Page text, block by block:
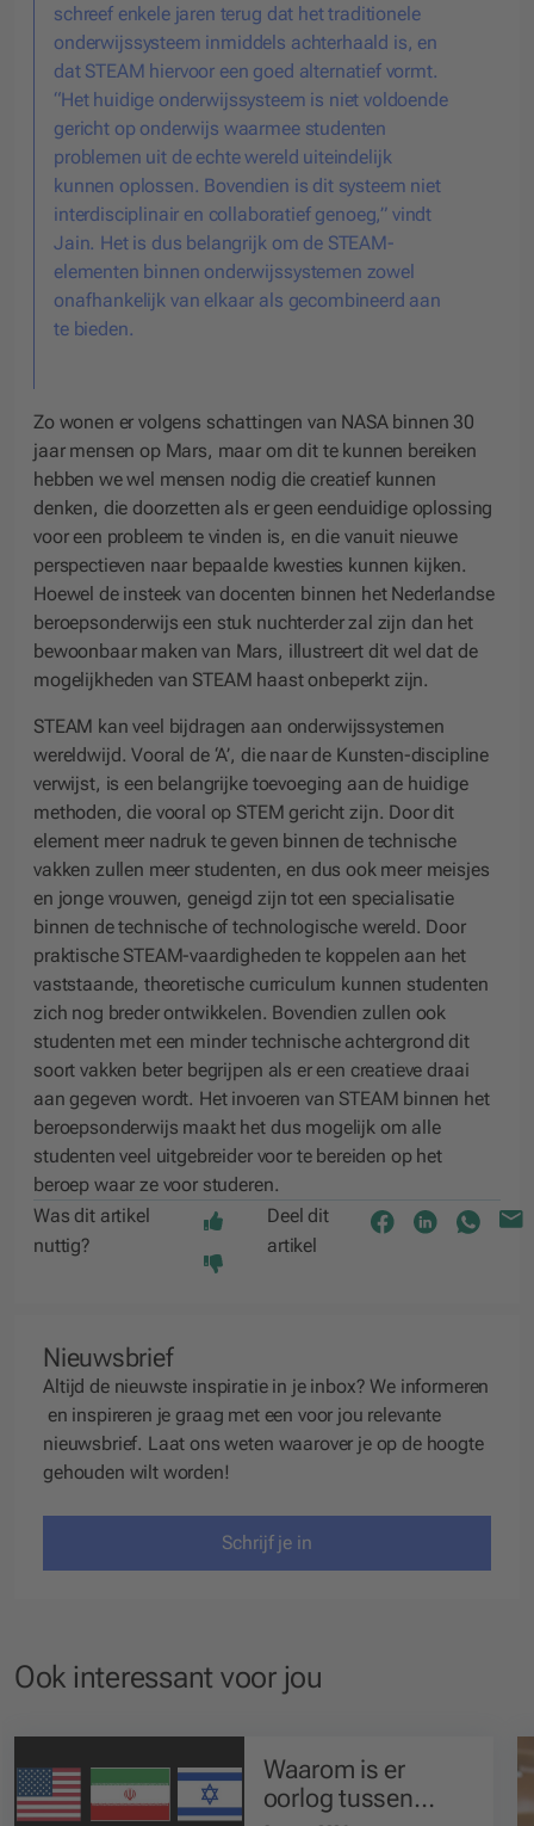
schreef enkele jaren terug dat het traditionele
onderwijssysteem inmiddels achterhaald is, en
dat STEAM hiervoor een goed alternatief vormt.
“Het huidige onderwijssysteem is niet voldoende
gericht op onderwijs waarmee studenten
problemen uit de echte wereld uiteindelijk
kunnen oplossen. Bovendien is dit systeem niet
interdisciplinair en collaboratief genoeg,” vindt
Jain. Het is dus belangrijk om de STEAM-
elementen binnen onderwijssystemen zowel
onafhankelijk van elkaar als gecombineerd aan
te bieden.
Zo wonen er volgens schattingen van NASA binnen 30
jaar mensen op Mars, maar om dit te kunnen bereiken
hebben we wel mensen nodig die creatief kunnen
denken, die doorzetten als er geen eenduidige oplossing
voor een probleem te vinden is, en die vanuit nieuwe
perspectieven naar bepaalde kwesties kunnen kijken.
Hoewel de insteek van docenten binnen het Nederlandse
beroepsonderwijs een stuk nuchterder zal zijn dan het
bewoonbaar maken van Mars, illustreert dit wel dat de
mogelijkheden van STEAM haast onbeperkt zijn.
STEAM kan veel bijdragen aan onderwijssystemen
wereldwijd. Vooral de ‘A’, die naar de Kunsten-discipline
verwijst, is een belangrijke toevoeging aan de huidige
methoden, die vooral op STEM gericht zijn. Door dit
element meer nadruk te geven binnen de technische
vakken zullen meer studenten, en dus ook meer meisjes
en jonge vrouwen, geneigd zijn tot een specialisatie
binnen de technische of technologische wereld. Door
praktische STEAM-vaardigheden te koppelen aan het
vaststaande, theoretische curriculum kunnen studenten
zich nog breder ontwikkelen. Bovendien zullen ook
studenten met een minder technische achtergrond dit
soort vakken beter begrijpen als er een creatieve draai
aan gegeven wordt. Het invoeren van STEAM binnen het
beroepsonderwijs maakt het dus mogelijk om alle
studenten veel uitgebreider voor te bereiden op het
beroep waar ze voor studeren.
Was dit artikel
nuttig?
Deel dit
artikel
Nieuwsbrief
Altijd de nieuwste inspiratie in je inbox? We informeren
en inspireren je graag met een voor jou relevante
nieuwsbrief. Laat ons weten waarover je op de hoogte
gehouden wilt worden!
Schrijf je in
Ook interessant voor jou
Waarom is er
oorlog tussen